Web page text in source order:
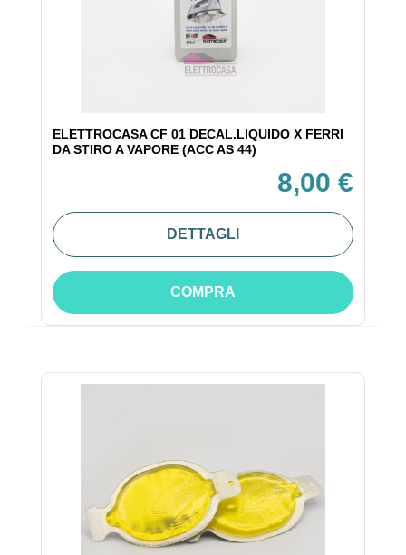
ELETTROCASA CF 01 DECAL.LIQUIDO X FERRI
DA STIRO A VAPORE (ACC AS 44)
8,00 €
DETTAGLI
COMPRA